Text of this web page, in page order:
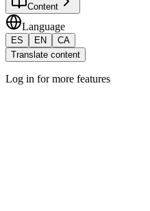
Content
Language
ES EN
CA
Translate content
Log in for more features